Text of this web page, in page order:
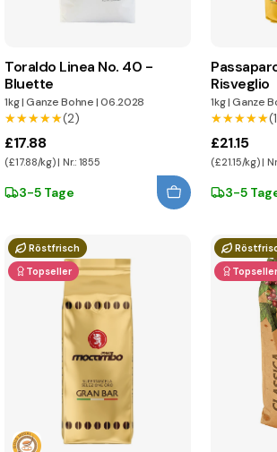
Toraldo Linea No. 40 -
Bluette
1kg|Ganze Bohne|06.2028
★★★★★
★★★★★(2)
£17.88
(£17.88/kg) | Nr.: 1855
3-5 Tage
Risveglio
1kg|Ganze
★★★★★
★★★★★
£21.15
(£21.15/kg) |
3-5
Röstfrisch
Topseller
Topseller